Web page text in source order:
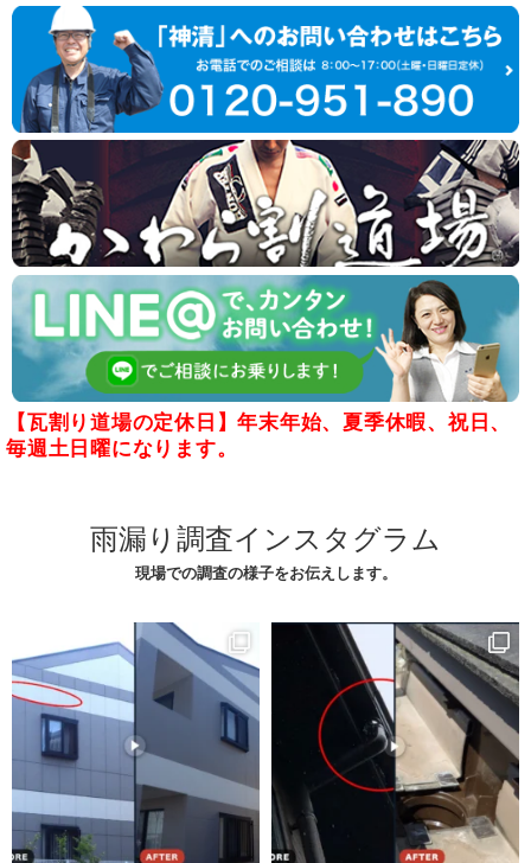
【瓦割り道場の定休日】年末年始、夏季休暇、祝日、
毎週土日曜になります。
雨漏り調査インスタグラム
現場での調査の様子をお伝えします。